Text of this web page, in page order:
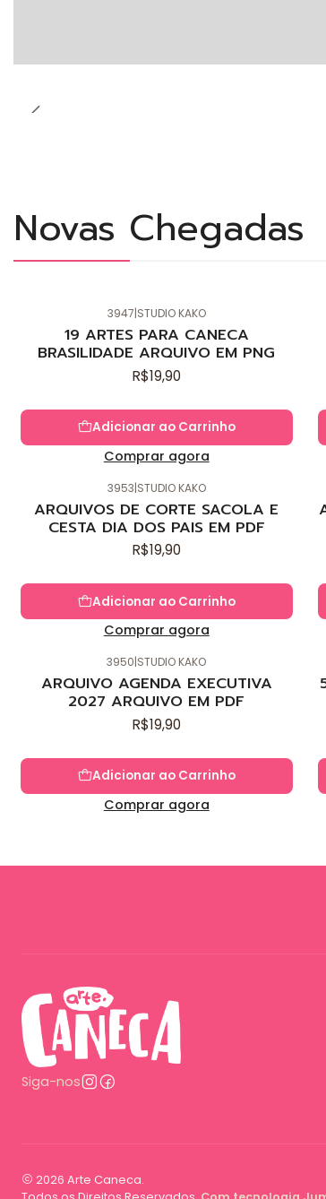
Novas Chegadas
3947|STUDIO KAKO
19 ARTES PARA CANECA
BRASILIDADE ARQUIVO EM PNG
R$19,90
Adicionar ao Carrinho
Comprar agora
3953|STUDIO KAKO
ARQUIVOS DE CORTE SACOLA E
CESTA DIA DOS PAIS EM PDF
R$19,90
Adicionar ao Carrinho
Comprar agora
3950|STUDIO KAKO
ARQUIVO AGENDA EXECUTIVA
2027 ARQUIVO EM PDF
R$19,90
Adicionar ao Carrinho
Comprar agora
Siga-nos
2026 Arte Caneca.